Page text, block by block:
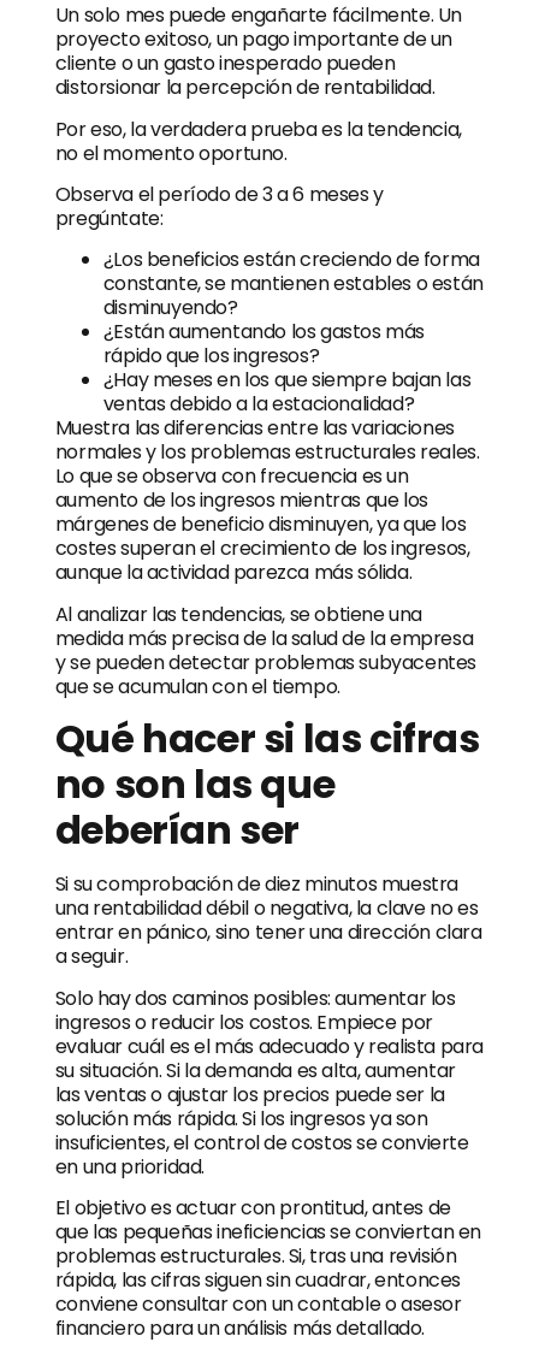
Un solo mes puede engañarte fácilmente. Un
proyecto exitoso, un pago importante de un
cliente o un gasto inesperado pueden
distorsionar la percepción de rentabilidad.
Por eso, la verdadera prueba es la tendencia,
no el momento oportuno.
Observa el período de 3 a 6 meses y
pregúntate:
¿Los beneficios están creciendo de forma
constante, se mantienen estables o están
disminuyendo?
¿Están aumentando los gastos más
rápido que los ingresos?
¿Hay meses en los que siempre bajan las
ventas debido a la estacionalidad?
Muestra las diferencias entre las variaciones
normales y los problemas estructurales reales.
Lo que se observa con frecuencia es un
aumento de los ingresos mientras que los
márgenes de beneficio disminuyen, ya que los
costes superan el crecimiento de los ingresos,
aunque la actividad parezca más sólida.
Al analizar las tendencias, se obtiene una
medida más precisa de la salud de la empresa
y se pueden detectar problemas subyacentes
que se acumulan con el tiempo.
Qué hacer si las cifras
no son las que
deberían ser
Si su comprobación de diez minutos muestra
una rentabilidad débil o negativa, la clave no es
entrar en pánico, sino tener una dirección clara
a seguir.
Solo hay dos caminos posibles: aumentar los
ingresos o reducir los costos. Empiece por
evaluar cuál es el más adecuado y realista para
su situación. Si la demanda es alta, aumentar
las ventas o ajustar los precios puede ser la
solución más rápida. Si los ingresos ya son
insuficientes, el control de costos se convierte
en una prioridad.
El objetivo es actuar con prontitud, antes de
que las pequeñas ineficiencias se conviertan en
problemas estructurales. Si, tras una revisión
rápida, las cifras siguen sin cuadrar, entonces
conviene consultar con un contable o asesor
financiero para un análisis más detallado.